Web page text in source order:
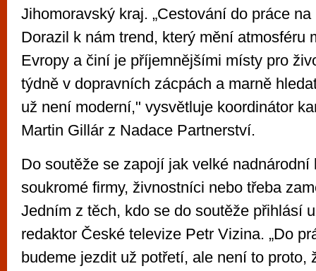
Jihomoravský kraj. „Cestování do práce
Dorazil k nám trend, který mění atmosféru
Evropy a činí je příjemnějšími místy pro
týdně v dopravních zácpách a marně
už není moderní," vysvětluje koordinátor
Martin Gillár z Nadace Partnerství.
Do soutěže se zapojí jak velké nadnárodní
soukromé firmy, živnostníci nebo třeba
Jedním z těch, kdo se do soutěže přihlásí
redaktor České televize Petr Vizina. „Do
budeme jezdit už potřetí, ale není to proto,